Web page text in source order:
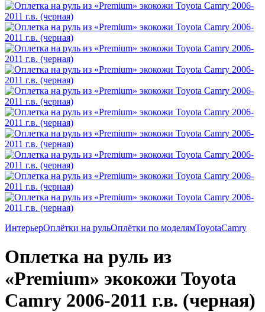
ИнтерьерОплётки на рульОплётки по моделямToyotaCamry
Оплетка на руль из
«Premium» экокожи Toyota
Camry 2006-2011 г.в. (черная)